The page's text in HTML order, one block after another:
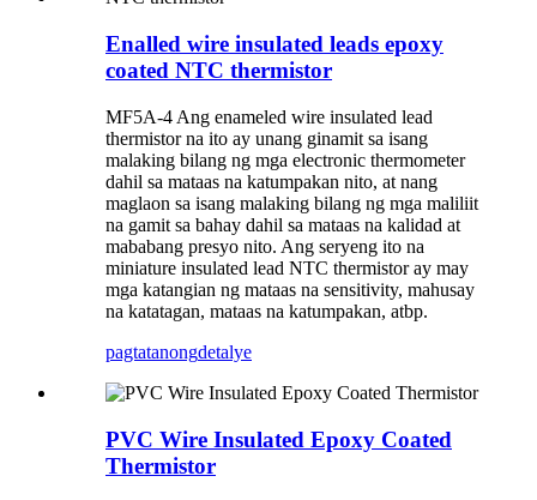
Enalled wire insulated leads epoxy
coated NTC thermistor
MF5A-4 Ang enameled wire insulated lead
thermistor na ito ay unang ginamit sa isang
malaking bilang ng mga electronic thermometer
dahil sa mataas na katumpakan nito, at nang
maglaon sa isang malaking bilang ng mga maliliit
na gamit sa bahay dahil sa mataas na kalidad at
mababang presyo nito. Ang seryeng ito na
miniature insulated lead NTC thermistor ay may
mga katangian ng mataas na sensitivity, mahusay
na katatagan, mataas na katumpakan, atbp.
pagtatanongdetalye
PVC Wire Insulated Epoxy Coated
Thermistor